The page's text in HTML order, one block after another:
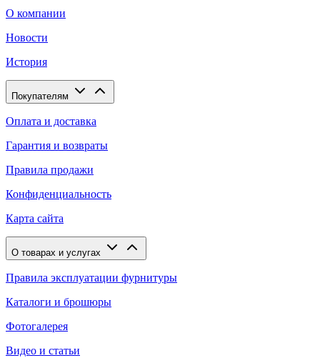
О компании
Новости
История
Покупателям
Оплата и доставка
Гарантия и возвраты
Правила продажи
Конфиденциальность
Карта сайта
О товарах и услугах
Правила эксплуатации фурнитуры
Каталоги и брошюры
Фотогалерея
Видео и статьи